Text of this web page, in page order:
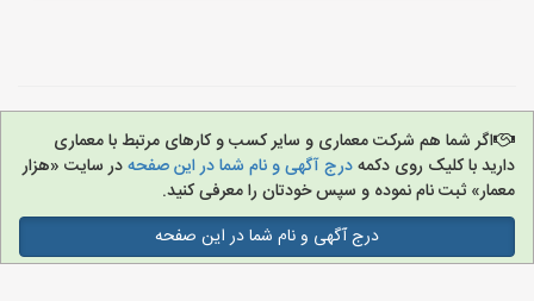
اگر شما هم شرکت معماری و سایر کسب و کارهای مرتبط با معماری
دارید با کلیک روی دکمهدرج آگهی و نام شما در این صفحهدر سایت «هزار
معمار» ثبت نام نموده و سپس خودتان را معرفی کنید.
درج آگهی و نام شما در این صفحه